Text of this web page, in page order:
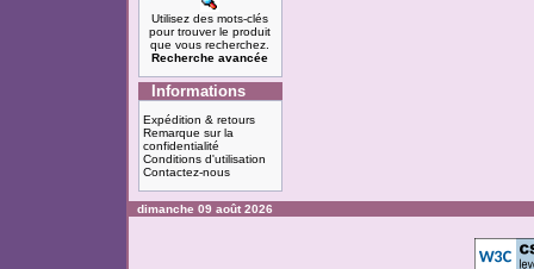
Utilisez des mots-clés
pour trouver le produit
que vous recherchez.
Recherche avancée
Informations
Expédition & retours
Remarque sur la
confidentialité
Conditions d'utilisation
Contactez-nous
dimanche 09 août 2026